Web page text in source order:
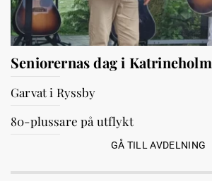
Seniorernas dag i Katrineholm
Garvat i Ryssby
80-plussare på utflykt
GÅ TILL AVDELNING